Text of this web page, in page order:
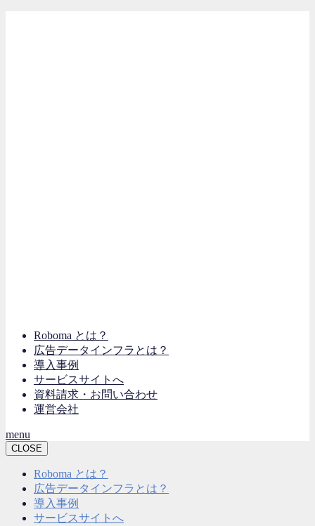
Roboma とは？
広告データインフラとは？
導入事例
サービスサイトへ
資料請求・お問い合わせ
運営会社
menu
CLOSE
Roboma とは？
広告データインフラとは？
導入事例
サービスサイトへ